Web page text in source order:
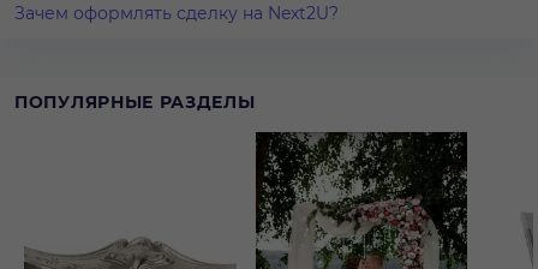
Зачем оформлять сделку на Next2U?
ПОПУЛЯРНЫЕ РАЗДЕЛЫ